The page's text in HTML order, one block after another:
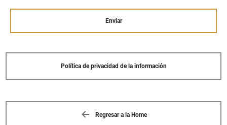
Enviar
Política de privacidad de la información
Regresar a la Home